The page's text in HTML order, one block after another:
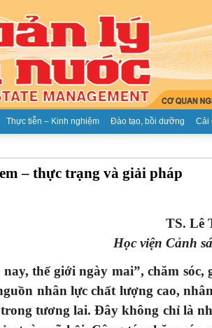
chí
Thực tiễn – Kinh nghiệm Đào tạo, bồi dưỡng Cải
– thực trạng và giải pháp
TS. Lê
Học viện Cảnh
thế giới ngày mai”, chăm sóc,
nhân lực chất lượng cao,
tương lai. Đây không chỉ là